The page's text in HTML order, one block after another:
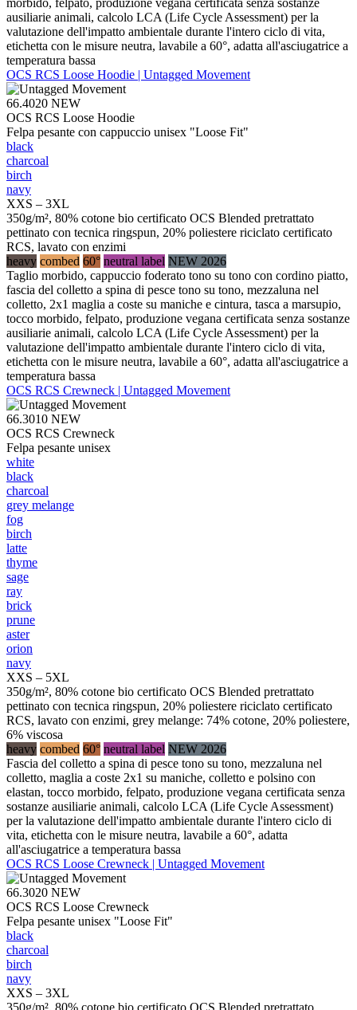
ausiliarie animali, calcolo LCA (Life Cycle Assessment) per la
valutazione dell'impatto ambientale durante l'intero ciclo di vita,
etichetta con le misure neutra, lavabile a 60°, adatta all'asciugatrice a
temperatura bassa
OCS RCS Loose Hoodie | Untagged Movement
66.4020 NEW
OCS RCS Loose Hoodie
Felpa pesante con cappuccio unisex "Loose Fit"
black
charcoal
birch
navy
XXS – 3XL
350g/m², 80% cotone bio certificato OCS Blended pretrattato
pettinato con tecnica ringspun, 20% poliestere riciclato certificato
RCS, lavato con enzimi
heavy combed 60° neutral label NEW 2026
Taglio morbido, cappuccio foderato tono su tono con cordino piatto,
fascia del colletto a spina di pesce tono su tono, mezzaluna nel
colletto, 2x1 maglia a coste su maniche e cintura, tasca a marsupio,
tocco morbido, felpato, produzione vegana certificata senza sostanze
ausiliarie animali, calcolo LCA (Life Cycle Assessment) per la
valutazione dell'impatto ambientale durante l'intero ciclo di vita,
etichetta con le misure neutra, lavabile a 60°, adatta all'asciugatrice a
temperatura bassa
OCS RCS Crewneck | Untagged Movement
66.3010 NEW
OCS RCS Crewneck
Felpa pesante unisex
white
black
charcoal
grey melange
fog
birch
latte
thyme
sage
ray
brick
prune
aster
orion
navy
XXS – 5XL
350g/m², 80% cotone bio certificato OCS Blended pretrattato
pettinato con tecnica ringspun, 20% poliestere riciclato certificato
RCS, lavato con enzimi, grey melange: 74% cotone, 20% poliestere,
6% viscosa
heavy combed 60° neutral label NEW 2026
Fascia del colletto a spina di pesce tono su tono, mezzaluna nel
colletto, maglia a coste 2x1 su maniche, colletto e polsino con
elastan, tocco morbido, felpato, produzione vegana certificata senza
sostanze ausiliarie animali, calcolo LCA (Life Cycle Assessment)
per la valutazione dell'impatto ambientale durante l'intero ciclo di
vita, etichetta con le misure neutra, lavabile a 60°, adatta
all'asciugatrice a temperatura bassa
OCS RCS Loose Crewneck | Untagged Movement
66.3020 NEW
OCS RCS Loose Crewneck
Felpa pesante unisex "Loose Fit"
black
charcoal
birch
navy
XXS – 3XL
350g/m², 80% cotone bio certificato OCS Blended pretrattato